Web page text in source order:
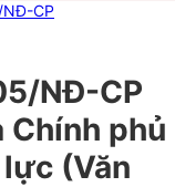
CP
NĐ-CP
phủ
(Văn